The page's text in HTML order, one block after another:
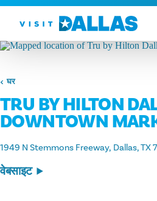
सामग्री पर जाएं
घर
TRU BY HILTON
DOWNTOWN
1949 N Stemmons Freeway Dallas, TX
वेबसाइट